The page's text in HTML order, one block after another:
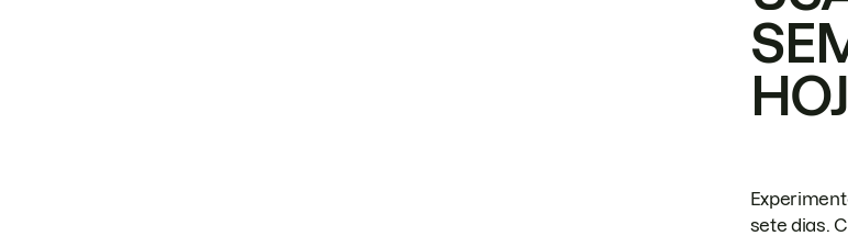
sete dias.